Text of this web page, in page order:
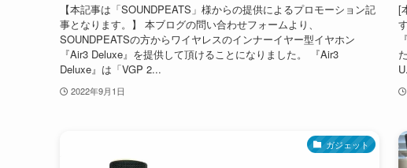
【本記事は「SOUNDPEATS」様からの提供によるプロモーション記
事となります。】 本ブログの問い合わせフォームより、
SOUNDPEATSの方からワイヤレスのインナーイヤー型イヤホン
『Air3 Deluxe』を提供して頂けることになりました。 『Air3
Deluxe』は「VGP 2...
2022年9月1日
[
ガジェット